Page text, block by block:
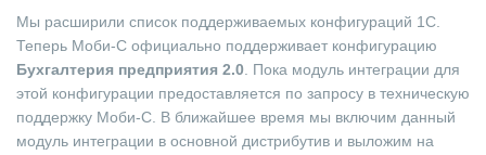
Мы расширили список поддерживаемых конфигураций 1С.
Теперь Моби-С официально поддерживает конфигурацию
Бухгалтерия предприятия 2.0 . Пока модуль интеграции для
этой конфигурации предоставляется по запросу в техническую
поддержку Моби-С. В ближайшее время мы включим данный
модуль интеграции в основной дистрибутив и выложим на